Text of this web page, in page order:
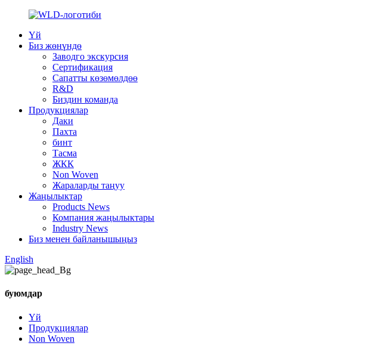
Үй
Биз жөнүндө
Заводго экскурсия
Сертификация
Сапатты көзөмөлдөө
R&D
Биздин команда
Продукциялар
Даки
Пахта
бинт
Тасма
ЖКК
Non Woven
Жараларды таңуу
Жаңылыктар
Products News
Компания жаңылыктары
Industry News
Биз менен байланышыңыз
English
буюмдар
Үй
Продукциялар
Non Woven